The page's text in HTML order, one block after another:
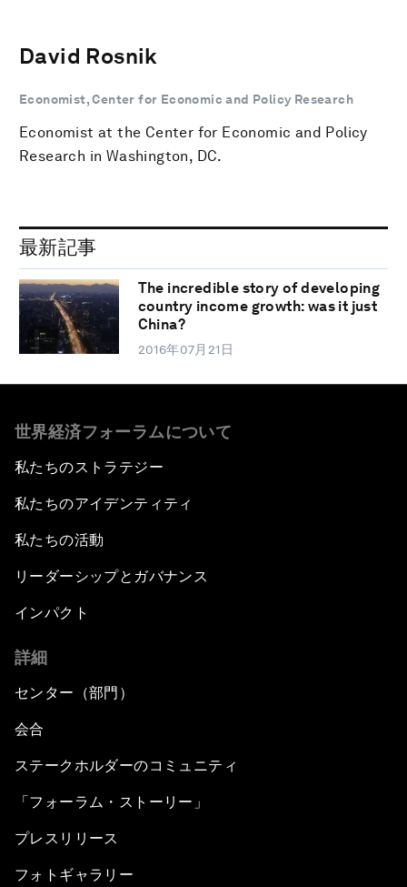
David Rosnik
Economist, Center for Economic and Policy Research
Economist at the Center for Economic and Policy
Research in Washington, DC.
最新記事
The incredible story of developing
country income growth: was it just
China?
2016年07月21日
世界経済フォーラムについて
私たちのストラテジー
私たちのアイデンティティ
私たちの活動
リーダーシップとガバナンス
インパクト
詳細
センター（部門）
会合
ステークホルダーのコミュニティ
「フォーラム・ストーリー」
プレスリリース
フォトギャラリー